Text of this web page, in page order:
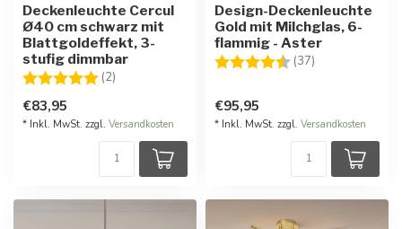
Deckenleuchte Cercul
Ø40 cm schwarz mit
Blattgoldeffekt, 3-
stufig dimmbar
Bewertung:
(2)
€83,95
* Inkl. MwSt. zzgl. Versandkosten
Design-Deckenleuchte
Gold mit Milchglas, 6-
flammig - Aster
Bewertung:
(37)
€95,95
* Inkl. MwSt. zzgl. Versandkosten